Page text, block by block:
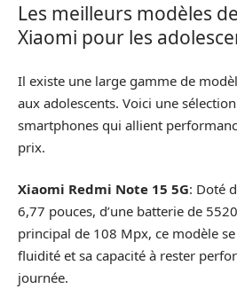
Les meilleurs modèles
Xiaomi pour les
Il existe une large gamme de
aux adolescents. Voici une
smartphones qui allient
prix.
Xiaomi Redmi Note 15 5G: Doté
6,77 pouces, d’une batterie de
principal de 108 Mpx, ce modèle
fluidité et sa capacité à rester
journée.